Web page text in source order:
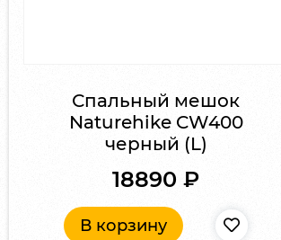
Спальный мешок
Naturehike CW400
черный (L)
18890₽
В корзину